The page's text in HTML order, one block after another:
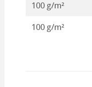
100 g/m²
100 g/m²